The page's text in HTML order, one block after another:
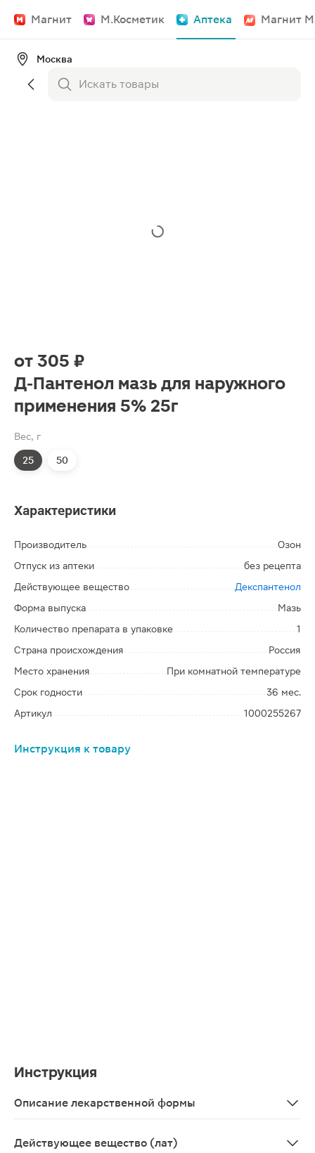
Магнит М.Косметик Аптека Магнит
Москва
от 305 ₽
Д-Пантенол мазь для наружного
применения 5% 25г
Вес, г
25 50
Характеристики
Производитель
Озон
Отпуск из аптеки
без рецепта
Действующее вещество
Декспантенол
Форма выпуска
Мазь
Количество препарата в упаковке
1
Страна происхождения
Россия
Место хранения
При комнатной температуре
Срок годности
36 мес.
Артикул
1000255267
Инструкция к товару
Инструкция
Описание лекарственной формы
Действующее вещество (лат)